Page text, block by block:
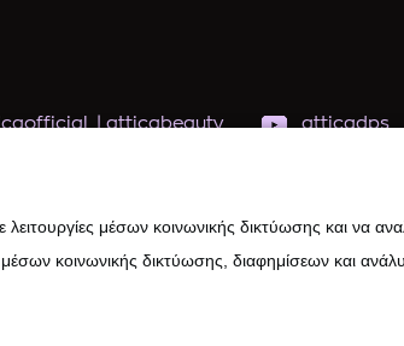
|atticabeauty atticadps
μέσων κοινωνικής δικτύωσης και να
κοινωνικής δικτύωσης, διαφημίσεων και